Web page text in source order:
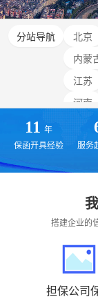
分站导航 北京
内蒙
江苏
河南
宁夏
11 年
保函开具经验
服务
搭建企业的
担保公司